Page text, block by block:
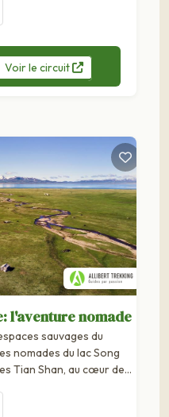
terre de liberté,
et les...
Voirle circuit
l'aventure nomade
sauvages du
nomades du lac Song
Tian Shan, au cœur de